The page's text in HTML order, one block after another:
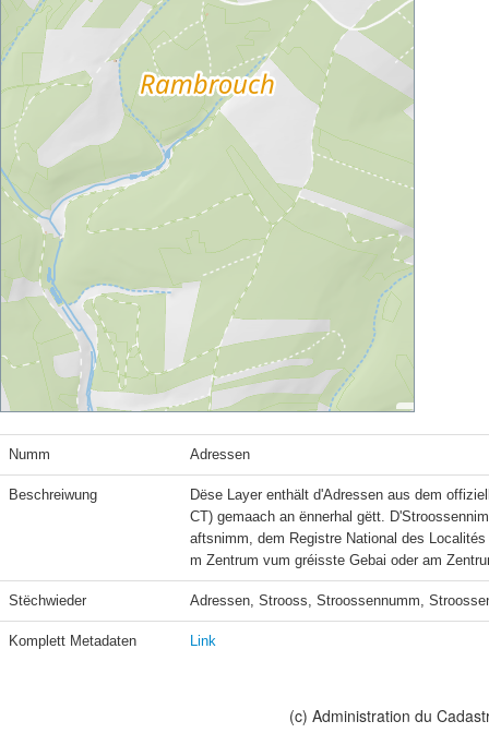
Numm Adressen
Beschreiwung
Dëse Layer enthält d'Adressen aus dem
CT) gemaach an ënnerhal gëtt.
aftsnimm, dem Registre National des
m Zentrum vum gréisste Gebai oder am
Stëchwieder Adressen, Strooss, Stroossennumm,
Komplett Metadaten Link
(c) Administration du